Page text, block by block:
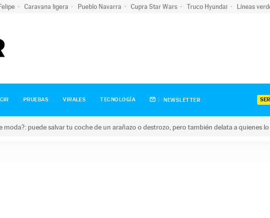
Caravana ligera Pueblo Navarra Cupra Star Wars Truco Hyundai Líneas
PRUEBAS VIRALES TECNOLOGÍA NEWSLETTER
moda?: puede salvar tu coche de un arañazo o destrozo, pero también delata a quienes